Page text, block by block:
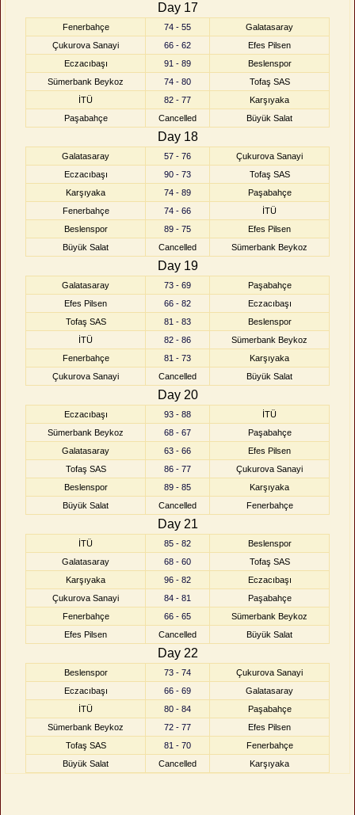
Day 17
Fenerbahçe 74 - 55
Galatasaray
Çukurova Sanayi
66 - 62
Efes Pilsen
Eczacıbaşı
91 - 89
Beslenspor
Sümerbank Beykoz
74 - 80
Tofaş SAS
İTÜ
82 - 77
Karşıyaka
Paşabahçe
Cancelled Büyük Salat
Day 18
Galatasaray 57 - 76
Çukurova Sanayi
Eczacıbaşı
90 - 73
Tofaş SAS
Karşıyaka
74 - 89
Paşabahçe
Fenerbahçe
74 - 66
İTÜ
Beslenspor
89 - 75
Efes Pilsen
Büyük Salat
Cancelled Sümerbank Beykoz
Day 19
Galatasaray 73 - 69
Paşabahçe
Efes Pilsen
66 - 82
Eczacıbaşı
Tofaş SAS
81 - 83
Beslenspor
İTÜ
82 - 86
Sümerbank Beykoz
Fenerbahçe
81 - 73
Karşıyaka
Çukurova Sanayi
Cancelled Büyük Salat
Day 20
Eczacıbaşı 93 - 88
İTÜ
Sümerbank Beykoz
68 - 67
Paşabahçe
Galatasaray
63 - 66
Efes Pilsen
Tofaş SAS
86 - 77
Çukurova Sanayi
Beslenspor
89 - 85
Karşıyaka
Büyük Salat
Cancelled Fenerbahçe
Day 21
İTÜ 85 - 82
Beslenspor
Galatasaray
68 - 60
Tofaş SAS
Karşıyaka
96 - 82
Eczacıbaşı
Çukurova Sanayi
84 - 81
Paşabahçe
Fenerbahçe
66 - 65
Sümerbank Beykoz
Efes Pilsen
Cancelled Büyük Salat
Day 22
Beslenspor 73 - 74
Çukurova Sanayi
Eczacıbaşı
66 - 69
Galatasaray
İTÜ
80 - 84
Paşabahçe
Sümerbank Beykoz
72 - 77
Efes Pilsen
Tofaş SAS
81 - 70
Fenerbahçe
Büyük Salat
Cancelled Karşıyaka